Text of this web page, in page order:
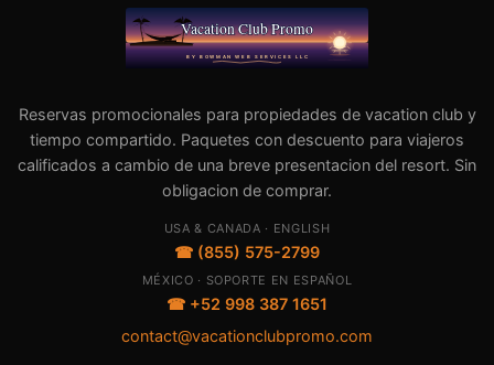
Reservas promocionales para propiedades de vacation club y
tiempo compartido. Paquetes con descuento para viajeros
calificados a cambio de una breve presentacion del resort. Sin
obligacion de comprar.
USA & CANADA · ENGLISH
☎ (855) 575-2799
MÉXICO · SOPORTE EN ESPAÑOL
☎ +52 998 387 1651
contact@vacationclubpromo.com